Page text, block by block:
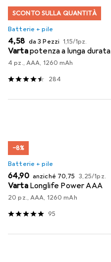
SCONTO SULLA QUANTITÀ
Batterie + pile
EUR
4,58 da 3 Pezzi EUR
1,15/1pz.
Vartapotenza a lunga durata
4 pz., AAA, 1260 mAh
284
−8%
Batterie + pile
EUR
64,90 anziché EUR
70,75 EUR
3,25/1pz.
Varta Longlife Power AAA
20 pz., AAA, 1260 mAh
95